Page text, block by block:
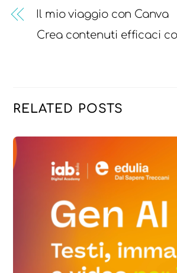
Il mio viaggio con Canva
Crea contenuti efficaci
RELATED POSTS